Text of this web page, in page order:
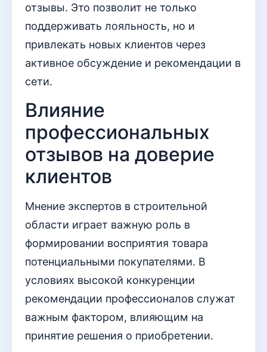
отзывы. Это позволит не только
поддерживать лояльность, но и
привлекать новых клиентов через
активное обсуждение и рекомендации в
сети.
Влияние
профессиональных
отзывов на доверие
клиентов
Мнение экспертов в строительной
области играет важную роль в
формировании восприятия товара
потенциальными покупателями. В
условиях высокой конкуренции
рекомендации профессионалов служат
важным фактором, влияющим на
принятие решения о приобретении.